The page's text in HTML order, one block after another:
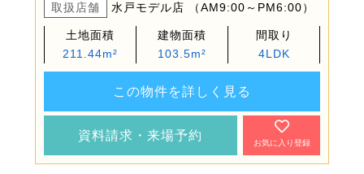
取扱店舗
水戸モデル店 （AM9:00～PM6:00）
土地面積
211.44m²
建物面積
103.5m²
間取り
4LDK
この物件を詳しく見る
資料請求・来場予約
お気に入り登録